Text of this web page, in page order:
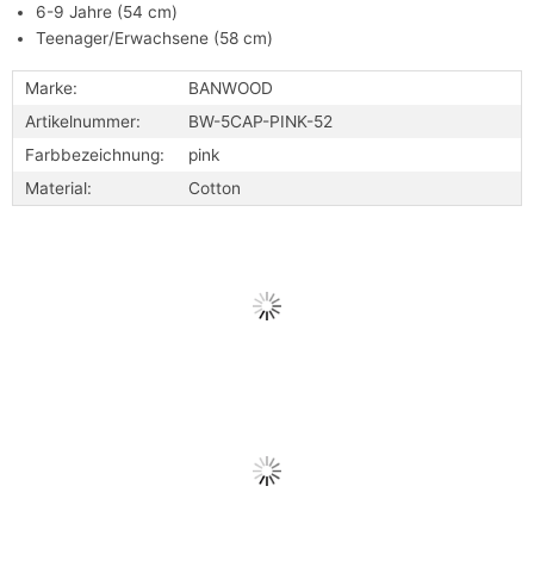
6-9 Jahre (54 cm)
Teenager/Erwachsene (58 cm)
Marke:
BANWOOD
Artikelnummer:
BW-5CAP-PINK-52
Farbbezeichnung:
pink
Material:
Cotton